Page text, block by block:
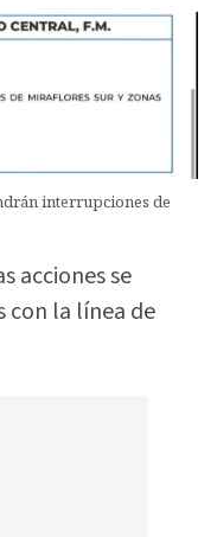
interrupciones de
acciones se
con la línea de